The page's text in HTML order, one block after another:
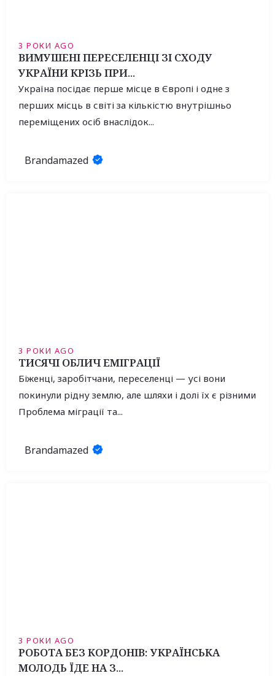
3 РОКИ AGO
ВИМУШЕНІ ПЕРЕСЕЛЕНЦІ ЗІ СХОДУ
УКРАЇНИ КРІЗЬ ПРИ...
Україна посідає перше місце в Європі і одне з
перших місць в світі за кількістю внутрішньо
переміщених осіб внаслідок...
Brandamazed
3 РОКИ AGO
ТИСЯЧІ ОБЛИЧ ЕМІГРАЦІЇ
Біженці, заробітчани, переселенці — усі вони
покинули рідну землю, але шляхи і долі їх є різними
Проблема міграції та...
Brandamazed
3 РОКИ AGO
РОБОТА БЕЗ КОРДОНІВ: УКРАЇНСЬКА
МОЛОДЬ ЇДЕ НА З...